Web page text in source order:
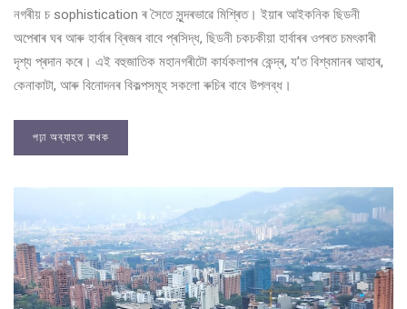
নগৰীয় চ sophistication ৰ সৈতে সুন্দৰভাৱে মিশ্ৰিত। ইয়াৰ আইকনিক ছিডনী
অপেৰাৰ ঘৰ আৰু হাৰ্বাৰ ব্ৰিজৰ বাবে প্ৰসিদ্ধ, ছিডনী চকচকীয়া হাৰ্বাৰৰ ওপৰত চমৎকাৰী
দৃশ্য প্ৰদান কৰে। এই বহুজাতিক মহানগৰীটো কাৰ্যকলাপৰ কেন্দ্ৰ, য’ত বিশ্বমানৰ আহাৰ,
কেনাকাটা, আৰু বিনোদনৰ বিকল্পসমূহ সকলো ৰুচিৰ বাবে উপলব্ধ।
পঢ়া অব্যাহত ৰাখক